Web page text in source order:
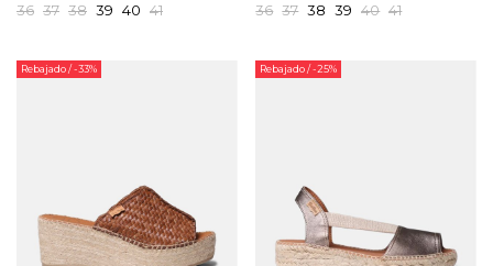
36 37 38 39 40 41
36 37 38 39 40 41
Rebajado/ -33% Rebajado/ -25%